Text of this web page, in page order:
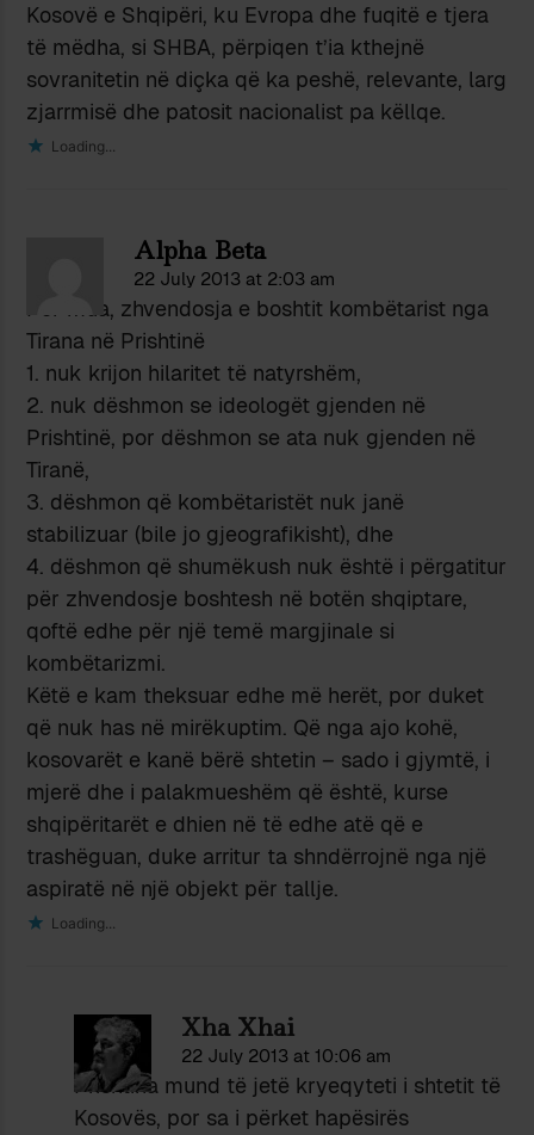
Kosovë e Shqipëri, ku Evropa dhe fuqitë e tjera
të mëdha, si SHBA, përpiqen t’ia kthejnë
sovranitetin në diçka që ka peshë, relevante, larg
zjarrmisë dhe patosit nacionalist pa këllqe.
Loading...
Alpha Beta
22 July 2013 at 2:03 am
Për mua, zhvendosja e boshtit kombëtarist nga
Tirana në Prishtinë
1. nuk krijon hilaritet të natyrshëm,
2. nuk dëshmon se ideologët gjenden në
Prishtinë, por dëshmon se ata nuk gjenden në
Tiranë,
3. dëshmon që kombëtaristët nuk janë
stabilizuar (bile jo gjeografikisht), dhe
4. dëshmon që shumëkush nuk është i përgatitur
për zhvendosje boshtesh në botën shqiptare,
qoftë edhe për një temë margjinale si
kombëtarizmi.
Këtë e kam theksuar edhe më herët, por duket
që nuk has në mirëkuptim. Që nga ajo kohë,
kosovarët e kanë bërë shtetin – sado i gjymtë, i
mjerë dhe i palakmueshëm që është, kurse
shqipëritarët e dhien në të edhe atë që e
trashëguan, duke arritur ta shndërrojnë nga një
aspiratë në një objekt për tallje.
Loading...
Xha Xhai
22 July 2013 at 10:06 am
Prishtina mund të jetë kryeqyteti i shtetit të
Kosovës, por sa i përket hapësirës